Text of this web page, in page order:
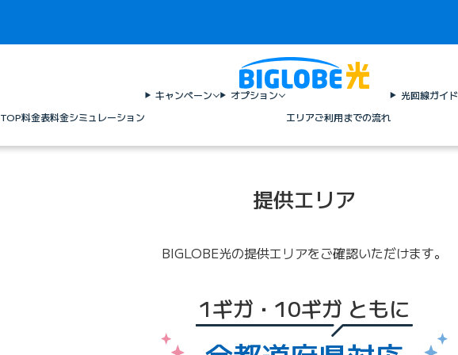
TOP料金表料金シミュレーション
キャンペーン
オプション
エリアご利用までの流れ
光回線ガイド
提供エリア
BIGLOBE光の提供エリアをご確認いただけます。
1ギガ・10ギガ ともに